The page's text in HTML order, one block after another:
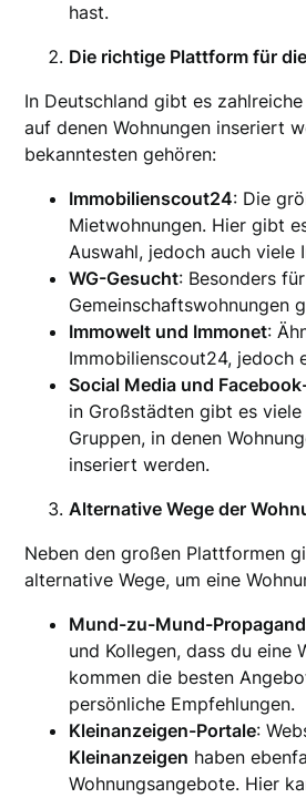
hast.
Die richtige Plattform für
In Deutschland gibt es
auf denen Wohnungen inseriert
bekanntesten gehören:
Immobilienscout24: Die
Mietwohnungen. Hier gibt
Auswahl, jedoch auch viele
WG-Gesucht: Besonders
Gemeinschaftswohnungen
Immowelt und Immonet:
Immobilienscout24, jedoch
Social Media und
in Großstädten gibt es
Gruppen, in denen
inseriert werden.
Alternative Wege der
Neben den großen Plattformen
alternative Wege, um eine
Mund-zu-Mund-
und Kollegen, dass du eine
kommen die besten
persönliche Empfehlungen.
Kleinanzeigen-Portale:
Kleinanzeigen haben
Wohnungsangebote. Hier